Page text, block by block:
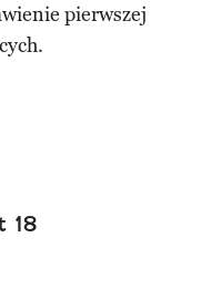
pierwszej
18